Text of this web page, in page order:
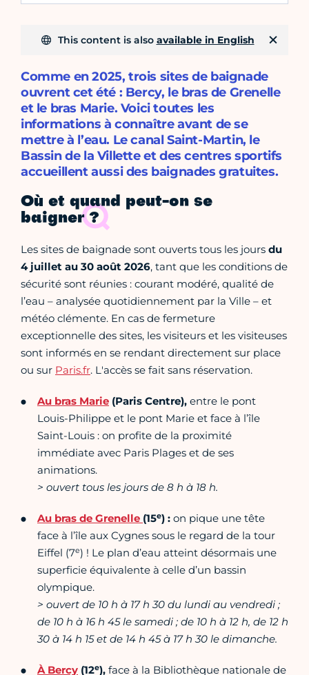
This content is also available in English
Comme en 2025, trois sites de baignade
ouvrent cet été : Bercy, le bras de Grenelle
et le bras Marie. Voici toutes les
informations à connaître avant de se
mettre à l’eau. Le canal Saint-Martin, le
Bassin de la Villette et des centres sportifs
accueillent aussi des baignades gratuites.
Où et quand peut-on se
baigner ?
Les sites de baignade sont ouverts tous les jours du
4 juillet au 30 août 2026, tant que les conditions de
sécurité sont réunies : courant modéré, qualité de
l’eau – analysée quotidiennement par la Ville – et
météo clémente. En cas de fermeture
exceptionnelle des sites, les visiteurs et les visiteuses
sont informés en se rendant directement sur place
ou sur Paris.fr. L'accès se fait sans réservation.
Au bras Marie (Paris Centre), entre le pont
Louis-Philippe et le pont Marie et face à l’île
Saint-Louis : on profite de la proximité
immédiate avec Paris Plages et de ses
animations.
> ouvert tous les jours de 8 h à 18 h.
Au bras de Grenelle (15e) : on pique une tête
face à l’île aux Cygnes sous le regard de la tour
Eiffel (7e) ! Le plan d’eau atteint désormais une
superficie équivalente à celle d’un bassin
olympique.
> ouvert de 10 h à 17 h 30 du lundi au vendredi ;
de 10 h à 16 h 45 le samedi ; de 10 h à 12 h, de 12 h
30 à 14 h 15 et de 14 h 45 à 17 h 30 le dimanche.
À Bercy (12e), face à la Bibliothèque nationale de